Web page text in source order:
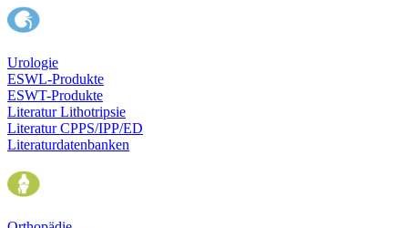
Urologie
ESWL-Produkte
ESWT-Produkte
Literatur Lithotripsie
Literatur CPPS/IPP/ED
Literaturdatenbanken